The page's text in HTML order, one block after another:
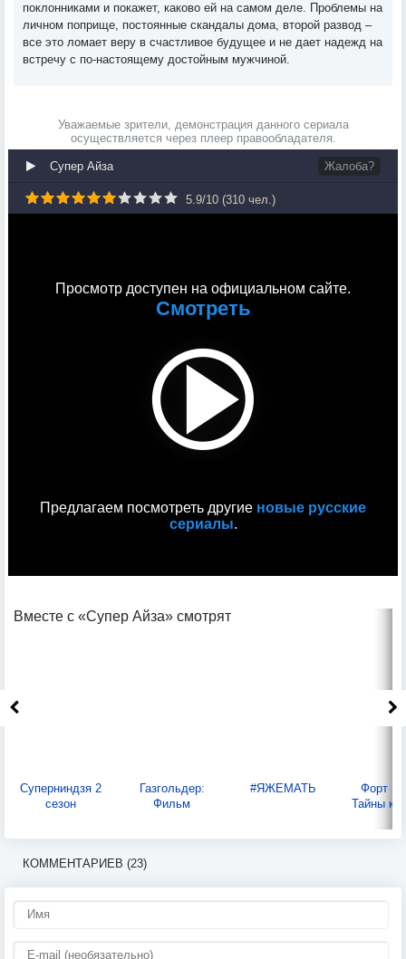
поклонниками и покажет, каково ей на самом деле. Проблемы на
личном поприще, постоянные скандалы дома, второй развод –
все это ломает веру в счастливое будущее и не дает надежд на
встречу с по-настоящему достойным мужчиной.
Уважаемые зрители, демонстрация данного сериала
осуществляется через плеер правообладателя.
Супер Айза Жалоба?
5.9/10 (310 чел.)
Просмотр доступен на официальном сайте.
Смотреть
Предлагаем посмотреть другие новые русские
сериалы.
Вместе с «Супер Айза» смотрят
Суперниндзя 2
сезон
Газгольдер:
Фильм
#ЯЖЕМАТЬ
Форт
Тайны
КОММЕНТАРИЕВ (23)